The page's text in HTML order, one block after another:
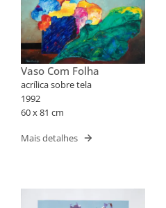
Vaso Com Folha
acrílica sobre tela
1992
60 x 81 cm
Mais detalhes